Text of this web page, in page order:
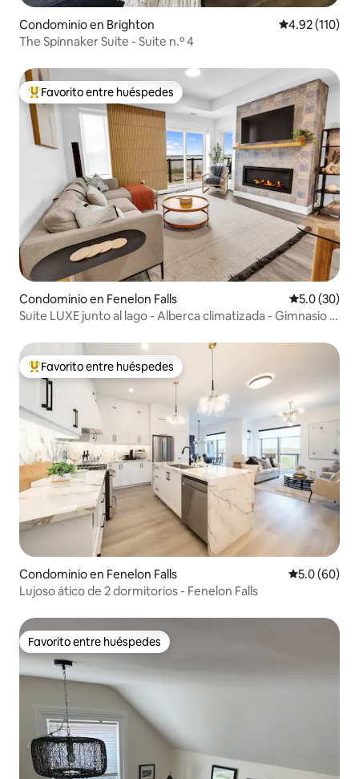
Condominio en Brighton Calificación
4.92 (110)
The Spinnaker Suite - Suite n.º 4
De los mejores en Favorito entre huéspedes
Favorito entre huéspedes
Condominio en Fenelon Falls Calificación
5.0 (30)
Suite LUXE junto al lago - Alberca climatizada - Gimnasio -
De los mejores en Favorito entre huéspedes
Favorito entre huéspedes
Condominio en Fenelon Falls Calificación
5.0 (60)
Lujoso ático de 2 dormitorios - Fenelon Falls
Favorito entre huéspedes
Favorito entre huéspedes